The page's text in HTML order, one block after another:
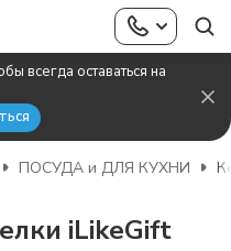
всегда оставаться на
ПОСУДА и ДЛЯ КУХНИ
iLikeGift